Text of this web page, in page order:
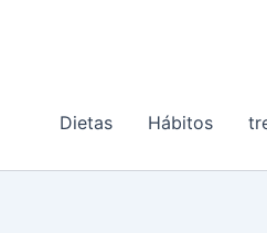
Dietas Hábitos